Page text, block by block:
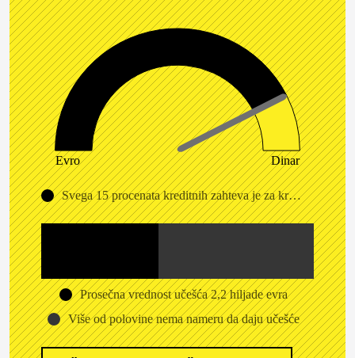
Evro Dinar
Svega 15 procenata kreditnih zahteva je za kredite u dinarima
Prosečna vrednost učešća 2,2 hiljade evra
Više od polovine nema nameru da daju učešće